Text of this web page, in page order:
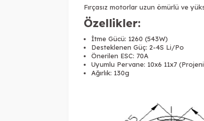
Fırçasız motorlar uzun ömürlü ve
Özellikler:
İtme Gücü: 1260 (543W)
Desteklenen Güç: 2-4S Li/Po
Önerilen ESC: 70A
Uyumlu Pervane: 10x6 11x7
Ağırlık: 130g